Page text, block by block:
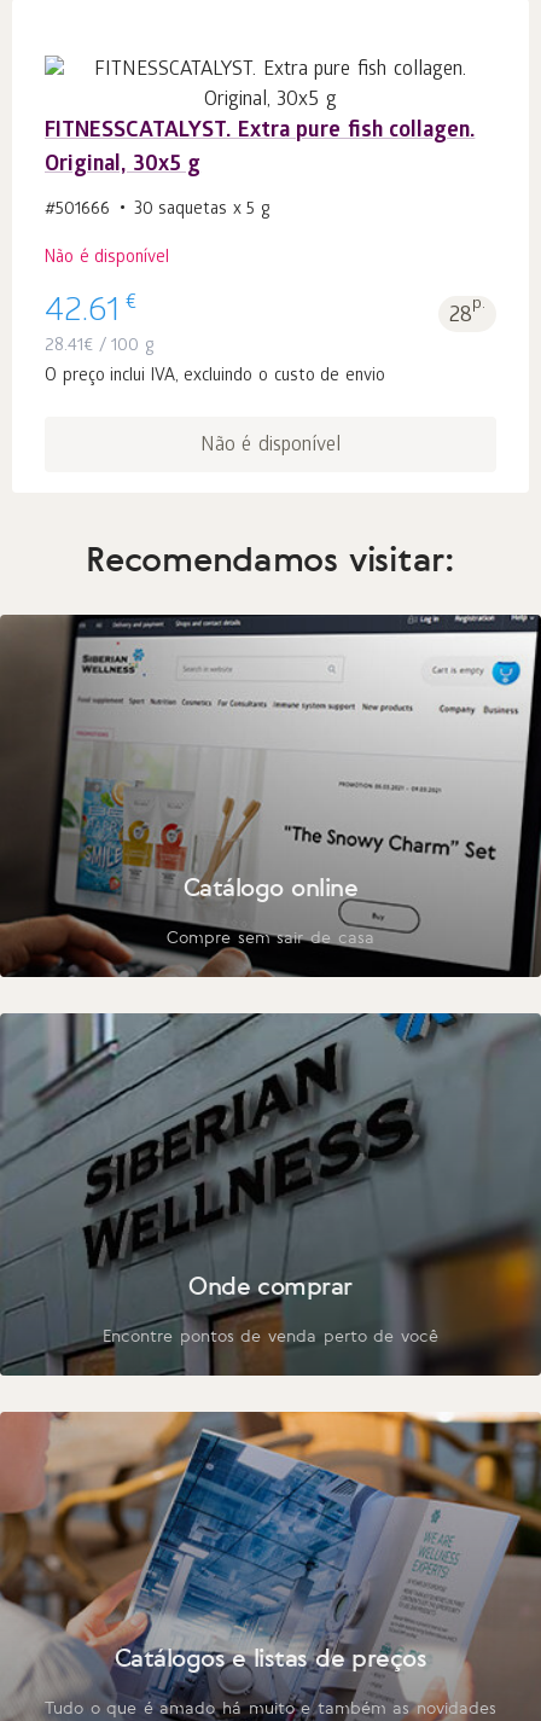
FITNESSCATALYST. Extra pure fish collagen.
Original, 30x5 g
#501666 30 saquetas x 5 g
Não é disponível
42.61 € 28p.
28.41€ / 100 g
O preço inclui IVA, excluindo o custo de envio
Não é disponível
Recomendamos visitar:
Catálogo online
Compre sem sair de casa
Onde comprar
Encontre pontos de venda perto de você
Catálogos e listas de preços
Tudo o que é amado há muito e também as novidades